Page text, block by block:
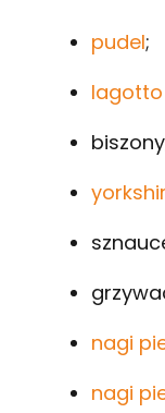
pudel;
nagi
nagi